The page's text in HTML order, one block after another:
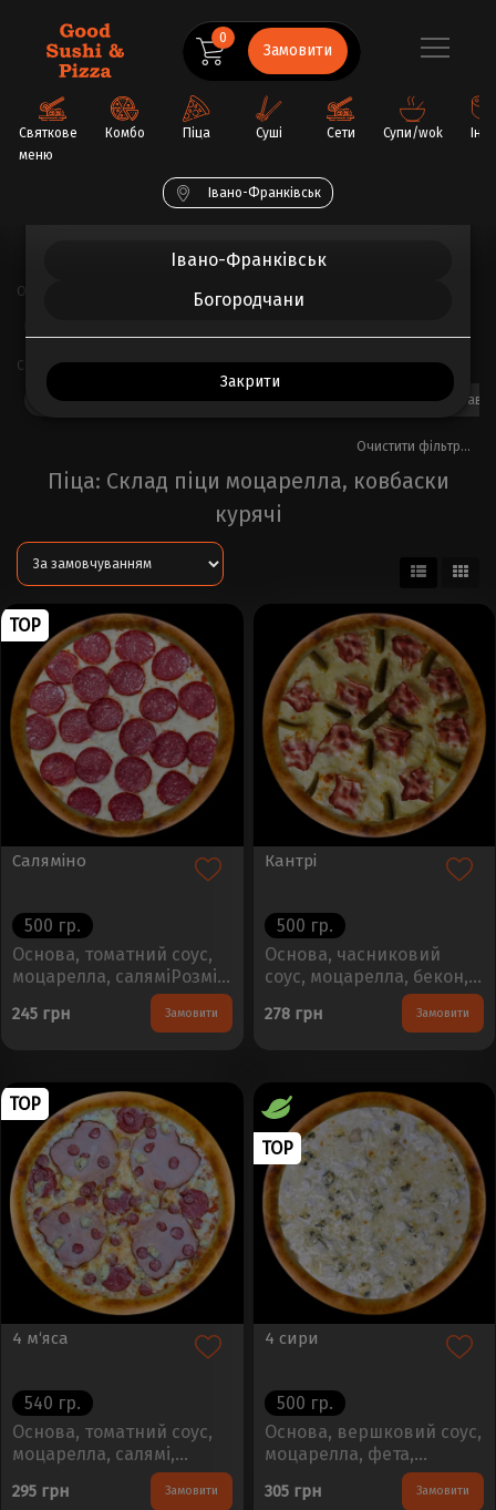
Святкове
меню
Комбо Піца Суші Сети Супи/wok
Івано-Франківськ
0
Замовити
Обрати ваше місто
Івано-Франківськ
Богородчани
Закрити
Основа
Склад піци
ананас бекон болгарський перець дорблю ковбаски
Очистити фільтр...
Піца: Склад піци моцарелла, ковбаски
курячі
TOP
Саляміно
500 гр.
Основа, томатний соус,
моцарелла, саляміРозмір
- 30см, Вага - 450±50г..
245 грн Замовити
Кантрі
500 гр.
Основа, часниковий
соус, моцарелла, бекон,
корнішониРозмір - 30см,
278 грн Замовити
TOP
4 м‘яса
540 гр.
Основа, томатний соус,
моцарелла, салямі,
курка, мисливські
ковбаски, шинкаРозмір -
295 грн Замовити
TOP
4 сири
500 гр.
Основа, вершковий соус,
моцарелла, фета,
дорблю, пармезанРозмір
- 30см, Вага - 450±50г..
305 грн Замовити